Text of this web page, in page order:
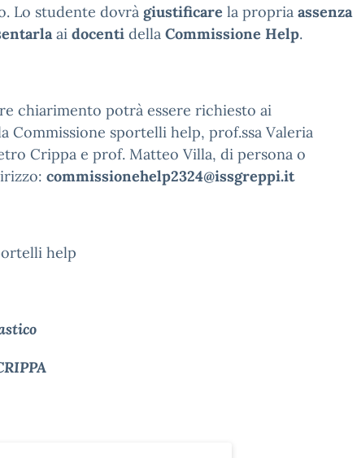
Lo studente dovrà giustificare la propria assenza
ai docenti della Commissione Help.
chiarimento potrà essere richiesto ai
Commissione sportelli help, prof.ssa Valeria
Crippa e prof. Matteo Villa, di persona o
commissionehelp2324@issgreppi.it
help